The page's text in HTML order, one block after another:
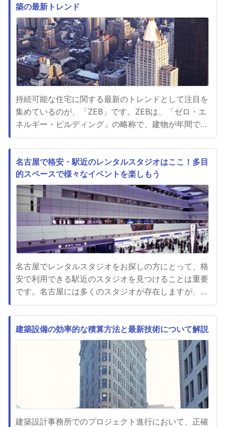
リン事業部で構成されます。建設事業部はリフォーム
とリノベーションを扱って...
築の最新トレンド
持続可能な住宅に関する最新のトレンドとして注目を
集めているのが、「ZEB」です。ZEBは、「ゼロ・エ
ネルギー・ビルディング」の略称で、建物が年間で必
要なエネルギーを自己生産し、消費するエネルギーを
ゼロに近づける取り組みを指します。ZEBの導入によ
り、建物のエネルギー効率が向上し、省エネルギー効
果が期待されます。具体的には、太陽光パネルや風力
発電などの再生可能...
名古屋で格安・駅近のレンタルスタジオはここ！多目
的スペースで様々なイベントを楽しもう
名古屋でレンタルスタジオをお探しの方にとって、格
安で利用できる駅近のスタジオを見つけることは重要
です。名古屋には多くのスタジオが存在しますが、そ
の中でも複数の用途に対応し、利便性やプライバシー
にも配慮したスペースを提供しているスタジオを選び
たいものです。名古屋のレンタルスタジオは、写真撮
影やビジネスイベント、コスプレ、モデル撮影、結婚
式や披露宴など様々な用途...
建築設備の効率的な積算方法と最新技術について解説
建築設計事務所でのプロジェクト進行において、正確